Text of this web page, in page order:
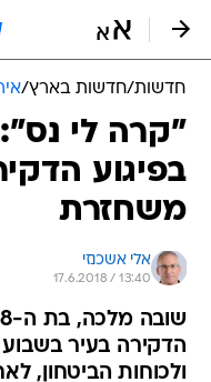
חדשות/חדשות בארץ/
"קרה לי
בפיגוע
משחזרת
אלי אשכנזי
17.6.2018 / 13:40
הדקירה בעיר
ולכוחות הביטחון,